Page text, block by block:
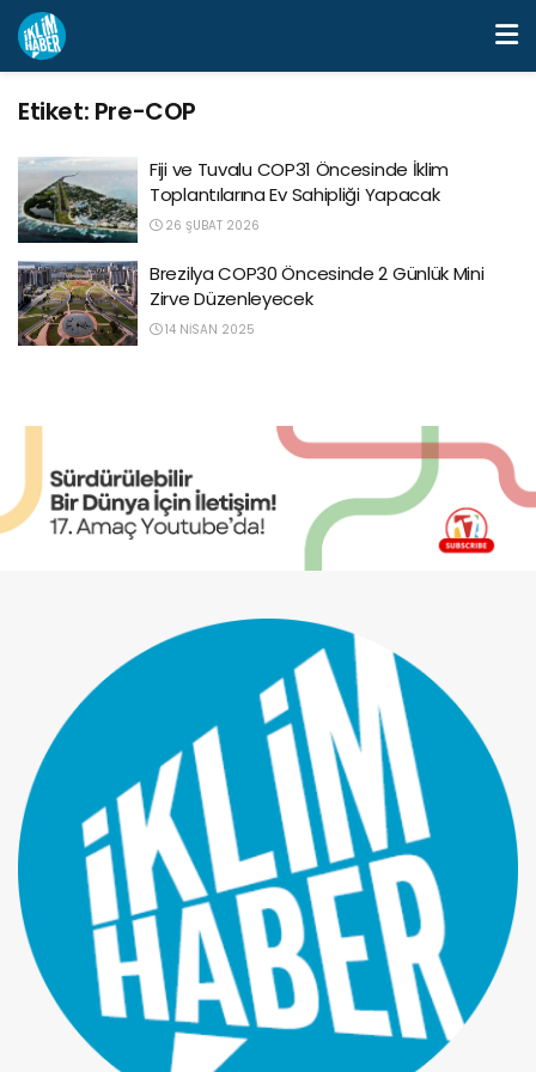
Etiket: Pre-COP
Fiji ve Tuvalu COP31 Öncesinde İklim
Toplantılarına Ev Sahipliği Yapacak
26 ŞUBAT 2026
Brezilya COP30 Öncesinde 2 Günlük Mini
Zirve Düzenleyecek
14 NISAN 2025